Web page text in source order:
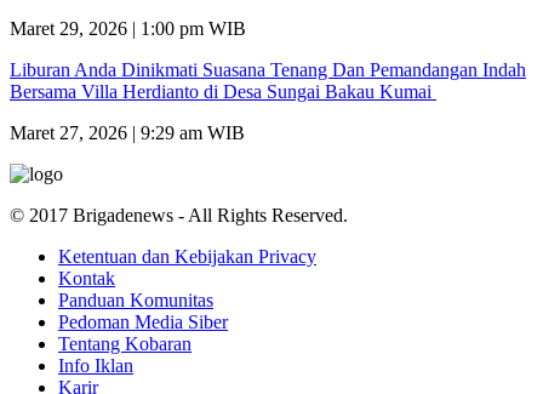
Maret 29, 2026 | 1:00 pm WIB
Liburan Anda Dinikmati Suasana Tenang Dan Pemandangan Indah
Bersama Villa Herdianto di Desa Sungai Bakau Kumai
Maret 27, 2026 | 9:29 am WIB
© 2017 Brigadenews - All Rights Reserved.
Ketentuan dan Kebijakan Privacy
Kontak
Panduan Komunitas
Pedoman Media Siber
Tentang Kobaran
Info Iklan
Karir